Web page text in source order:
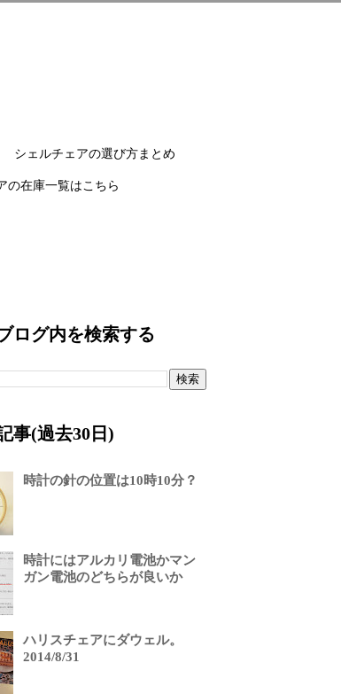
シェルチェアの選び方まとめ
の在庫一覧はこちら
ログ内を検索する
事(過去30日)
時計の針の位置は10時10分？
時計にはアルカリ電池かマン
ガン電池のどちらが良いか
ハリスチェアにダウェル。
2014/8/31